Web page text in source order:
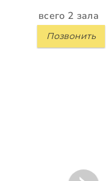
всего 2 зала
Позвонить